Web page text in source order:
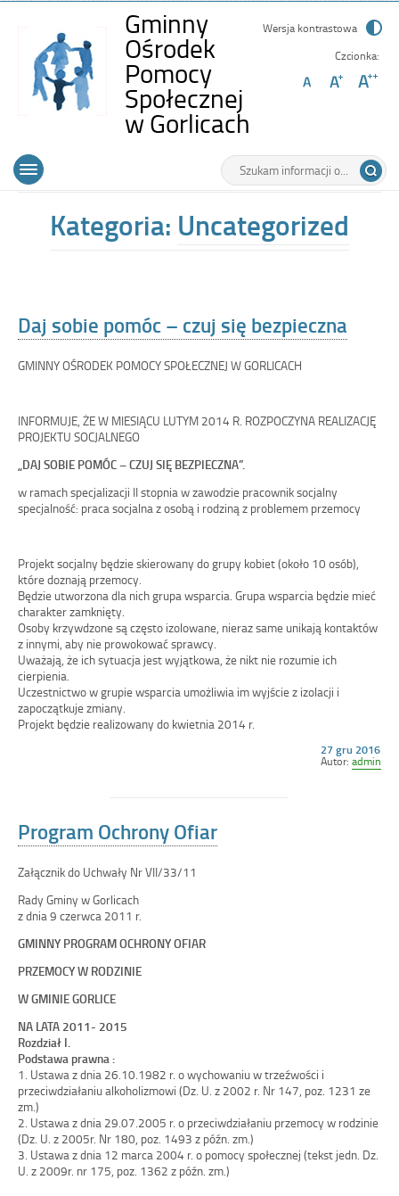
Gminny
Ośrodek
Pomocy
Społecznej
w Gorlicach
Daj
sobie
pomóc
–
czuj
Wersja kontrastowa
Czcionka:
Wyszukiwarka
Tutaj
wpisz
Górne
Otwórz
Kategoria: Uncategorized
Daj sobie pomóc – czuj się bezpieczna
GMINNY OŚRODEK POMOCY SPOŁECZNEJ W GORLICACH
INFORMUJE, ŻE W MIESIĄCU LUTYM 2014 R. ROZPOCZYNA REALIZACJĘ
PROJEKTU SOCJALNEGO
„DAJ SOBIE POMÓC – CZUJ SIĘ BEZPIECZNA”.
w ramach specjalizacji II stopnia w zawodzie pracownik socjalny
specjalność: praca socjalna z osobą i rodziną z problemem przemocy
Projekt socjalny będzie skierowany do grupy kobiet (około 10 osób),
które doznają przemocy.
Będzie utworzona dla nich grupa wsparcia. Grupa wsparcia będzie mieć
charakter zamknięty.
Osoby krzywdzone są często izolowane, nieraz same unikają kontaktów
z innymi, aby nie prowokować sprawcy.
Uważają, że ich sytuacja jest wyjątkowa, że nikt nie rozumie ich
cierpienia.
Uczestnictwo w grupie wsparcia umożliwia im wyjście z izolacji i
zapoczątkuje zmiany.
Projekt będzie realizowany do kwietnia 2014 r.
Opublikowano
w
27 gru 2016
Autor: admin
Program Ochrony Ofiar
Załącznik do Uchwały Nr VII/33/11
Rady Gminy w Gorlicach
z dnia 9 czerwca 2011 r.
GMINNY PROGRAM OCHRONY OFIAR
PRZEMOCY W RODZINIE
W GMINIE GORLICE
NA LATA 2011- 2015
Rozdział I.
Podstawa prawna :
1. Ustawa z dnia 26.10.1982 r. o wychowaniu w trzeźwości i
przeciwdziałaniu alkoholizmowi (Dz. U. z 2002 r. Nr 147, poz. 1231 ze
zm.)
2. Ustawa z dnia 29.07.2005 r. o przeciwdziałaniu przemocy w rodzinie
(Dz. U. z 2005r. Nr 180, poz. 1493 z późn. zm.)
3. Ustawa z dnia 12 marca 2004 r. o pomocy społecznej (tekst jedn. Dz.
U. z 2009r. nr 175, poz. 1362 z późn. zm.)